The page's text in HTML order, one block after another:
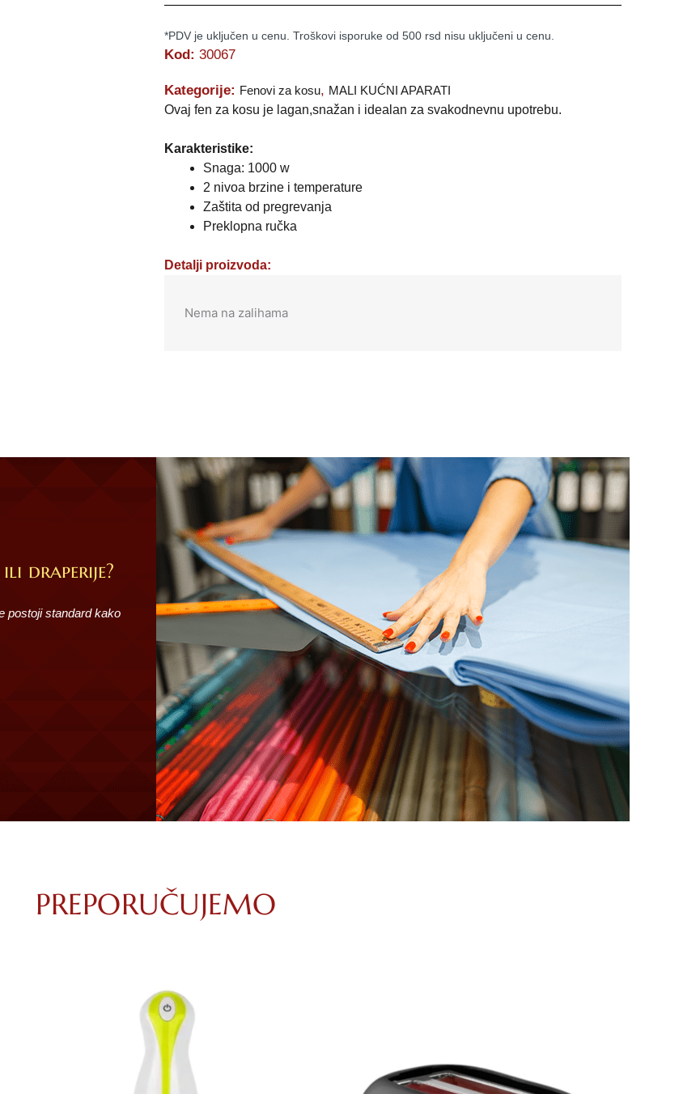
*PDV je uključen u cenu. Troškovi isporuke od 500 rsd nisu uključeni u cenu.
Kod: 30067
Kategorije: Fenovi za kosu, MALI KUĆNI APARATI
Ovaj fen za kosu je lagan,snažan i idealan za svakodnevnu upotrebu.
Karakteristike:
Snaga: 1000 w
2 nivoa brzine i temperature
Zaštita od pregrevanja
Preklopna ručka
Detalji proizvoda:
Nema na zalihama
draperije?
postoji standard kako
PREPORUČUJEMO